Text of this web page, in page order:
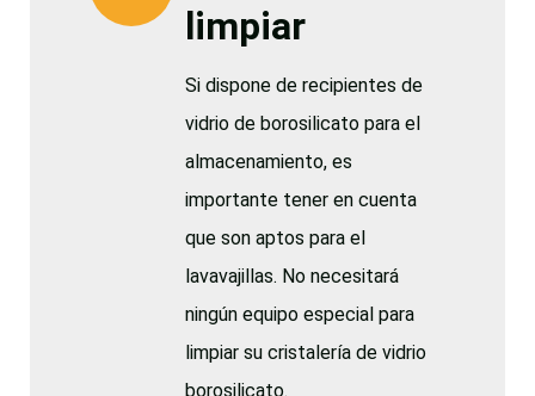
limpiar
Si dispone de recipientes de
vidrio de borosilicato para el
almacenamiento, es
importante tener en cuenta
que son aptos para el
lavavajillas. No necesitará
ningún equipo especial para
limpiar su cristalería de vidrio
borosilicato.